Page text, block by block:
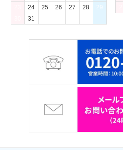
24 25 26 27 28
29
31